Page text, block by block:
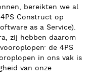
bereikten we al
Construct op
as a Service).
zij hebben daarom
de 4PS
in ons vak is
van onze